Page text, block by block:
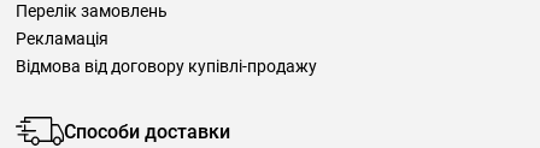
Перелік замовлень
Рекламація
Відмова від договору купівлі-продажу
Способи доставки